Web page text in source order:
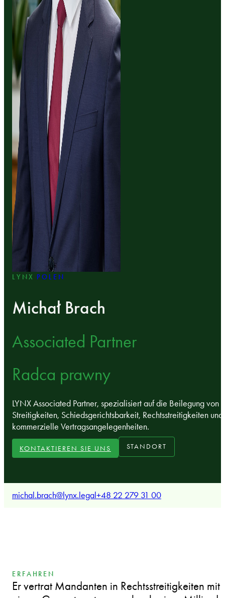
LYNX POLEN
Michał Brach
Associated Partner
Radca prawny
LYNX Associated Partner, spezialisiert auf die Beilegung von
Streitigkeiten, Schiedsgerichtsbarkeit, Rechtsstreitigkeiten und
kommerzielle Vertragsangelegenheiten.
KONTAKTIEREN SIE UNS STANDORT
michal.brach@lynx.legal+48 22 279 31 00
ERFAHREN
Er vertrat Mandanten in Rechtsstreitigkeiten mit